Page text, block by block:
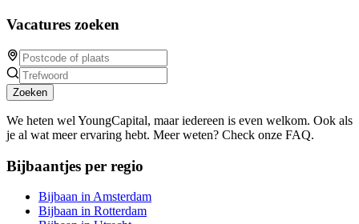
Vacatures zoeken
Zoeken
We heten wel YoungCapital, maar iedereen is even welkom. Ook als
je al wat meer ervaring hebt. Meer weten? Check onze FAQ.
Bijbaantjes per regio
Bijbaan in Amsterdam
Bijbaan in Rotterdam